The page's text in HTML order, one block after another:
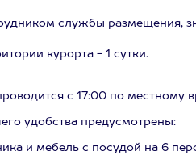
службы размещения,
курорта - 1 сутки.
с 17:00 по местному
удобства предусмотрены:
и мебель с посудой на 6